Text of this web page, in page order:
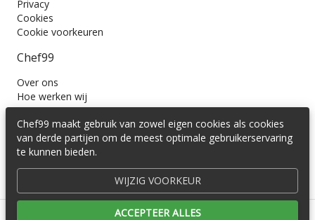
Privacy
Cookies
Cookie voorkeuren
Chef99
Over ons
Hoe werken wij
Contact
Wil je ons volgen?
Chef99 maakt gebruik van zowel eigen cookies als cookies
van derde partijen om de meest optimale gebruikerservaring
te kunnen bieden.
WIJZIG VOORKEUR
ACCEPTEER ALLES